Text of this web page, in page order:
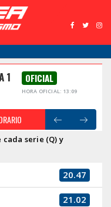
1
OFICIAL
HORA OFICIAL: 13:09
cada serie (Q) y
20.47
21.02